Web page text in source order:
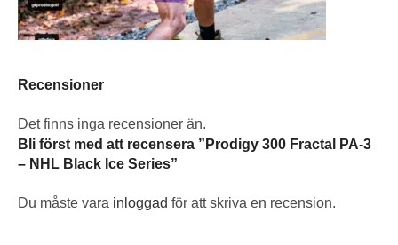
Recensioner
Det finns inga recensioner än.
Bli först med att recensera ”Prodigy 300 Fractal PA-3
– NHL Black Ice Series”
Du måste vara inloggad för att skriva en recension.